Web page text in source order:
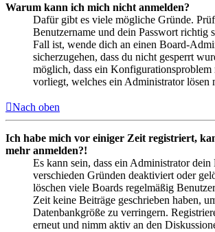
Warum kann ich mich nicht anmelden?
Dafür gibt es viele mögliche Gründe.
Benutzername und dein Passwort richtig
Fall ist, wende dich an einen Board-
sicherzugehen, dass du nicht gesperrt
möglich, dass ein Konfigurationsproblem
vorliegt, welches ein Administrator lösen
Nach oben
Ich habe mich vor einiger Zeit registriert,
mehr anmelden?!
Es kann sein, dass ein Administrator dein
verschieden Gründen deaktiviert oder
löschen viele Boards regelmäßig
Zeit keine Beiträge geschrieben haben,
Datenbankgröße zu verringern.
erneut und nimm aktiv an den